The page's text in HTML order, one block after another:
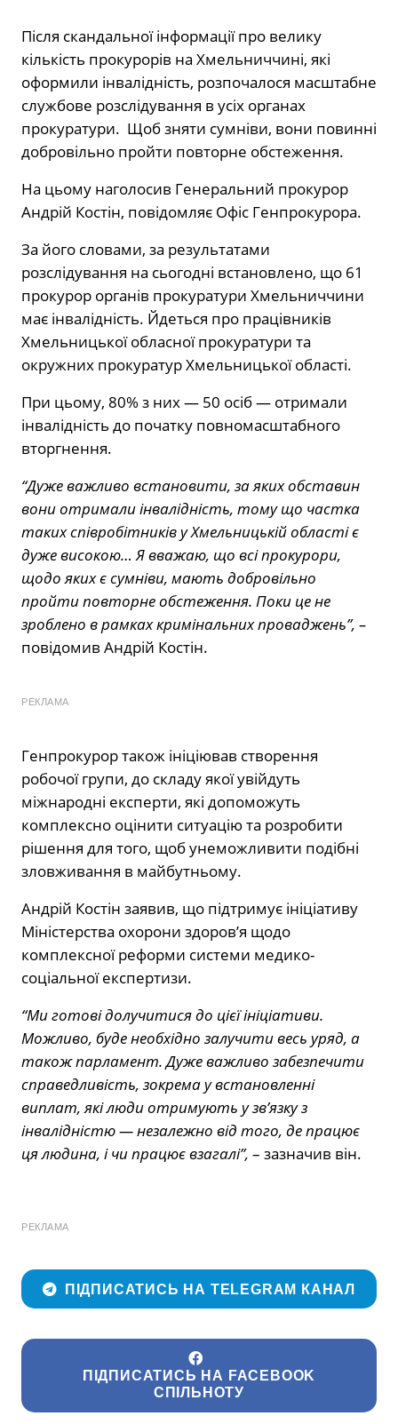
Після скандальної інформації про велику
кількість прокурорів на Хмельниччині, які
оформили інвалідність, розпочалося масштабне
службове розслідування в усіх органах
прокуратури. Щоб зняти сумніви, вони повинні
добровільно пройти повторне обстеження.
На цьому наголосив Генеральний прокурор
Андрій Костін, повідомляє Офіс Генпрокурора.
За його словами, за результатами
розслідування на сьогодні встановлено, що 61
прокурор органів прокуратури Хмельниччини
має інвалідність. Йдеться про працівників
Хмельницької обласної прокуратури та
окружних прокуратур Хмельницької області.
При цьому, 80% з них — 50 осіб — отримали
інвалідність до початку повномасштабного
вторгнення.
“Дуже важливо встановити, за яких обставин
вони отримали інвалідність, тому що частка
таких співробітників у Хмельницькій області є
дуже високою… Я вважаю, що всі прокурори,
щодо яких є сумніви, мають добровільно
пройти повторне обстеження. Поки це не
зроблено в рамках кримінальних проваджень”, –
повідомив Андрій Костін.
РЕКЛАМА
Генпрокурор також ініціював створення
робочої групи, до складу якої увійдуть
міжнародні експерти, які допоможуть
комплексно оцінити ситуацію та розробити
рішення для того, щоб унеможливити подібні
зловживання в майбутньому.
Андрій Костін заявив, що підтримує ініціативу
Міністерства охорони здоров’я щодо
комплексної реформи системи медико-
соціальної експертизи.
“Ми готові долучитися до цієї ініціативи.
Можливо, буде необхідно залучити весь уряд, а
також парламент. Дуже важливо забезпечити
справедливість, зокрема у встановленні
виплат, які люди отримують у зв’язку з
інвалідністю — незалежно від того, де працює
ця людина, і чи працює взагалі”, – зазначив він.
РЕКЛАМА
ПІДПИСАТИСЬ НА TELEGRAM КАНАЛ
ПІДПИСАТИСЬ НА FACEBOOK
СПІЛЬНОТУ